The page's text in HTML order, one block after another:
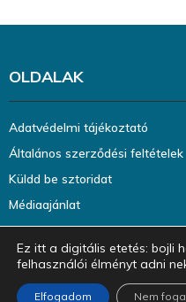
OLDALAK
Adatvédelmi tájékoztató
Általános szerződési feltételek
Küldd be sztoridat
Médiaajánlat
Ez itt a digitális etetés: bojli
felhasználói élményt adni
Elfogadom Nem